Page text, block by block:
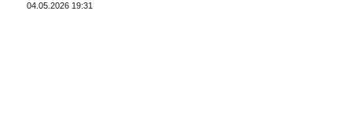
04.05.2026 19:31